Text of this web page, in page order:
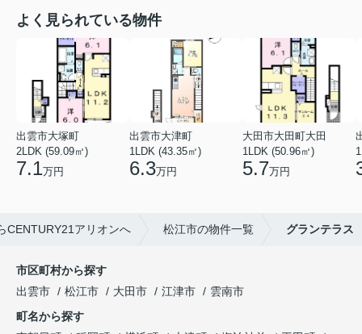
よく見られている物件
出雲市大塚町
2LDK (59.09㎡)
7.1万円
出雲市大津町
1LDK (43.35㎡)
6.3万円
大田市大田町大田
1LDK (50.96㎡)
5.7万円
CENTURY21アリオンへ 松江市の物件一覧 グランテラス
市区町村から探す
出雲市
松江市 大田市 江津市
雲南市
町名から探す